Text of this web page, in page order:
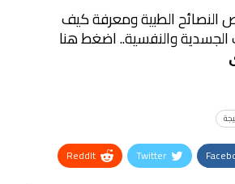
النصائح الطبية ومعرفة كيف
والنفسية.. اضغط هنا
Twitter
ReddIt